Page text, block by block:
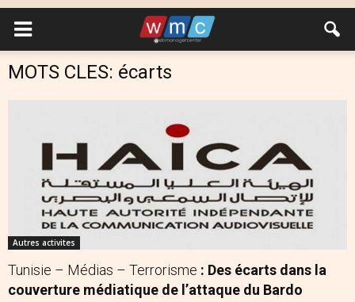
MOTS CLES: écarts
Autres activites
Tunisie – Médias – Terrorisme : Des écarts dans la
couverture médiatique de l’attaque du Bardo